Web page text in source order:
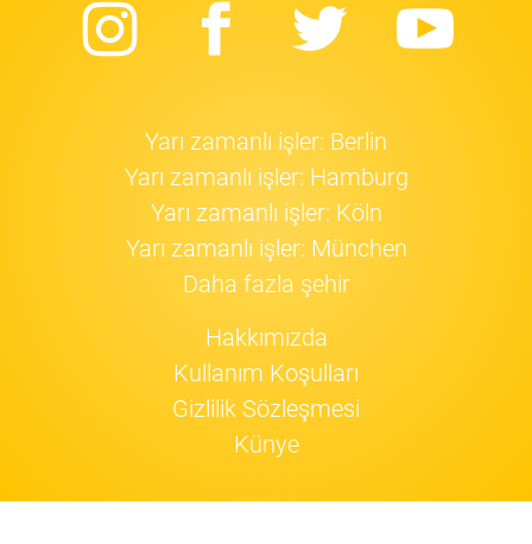
Instagram
Facebook
Twitter
Yarı zamanlı işler: Berlin
Yarı zamanlı işler: Hamburg
Yarı zamanlı işler: Köln
Yarı zamanlı işler: München
Daha fazla şehir
Hakkımızda
Kullanım Koşulları
Gizlilik Sözleşmesi
Künye